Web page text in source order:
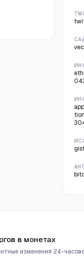
в монетах
изменения 24-